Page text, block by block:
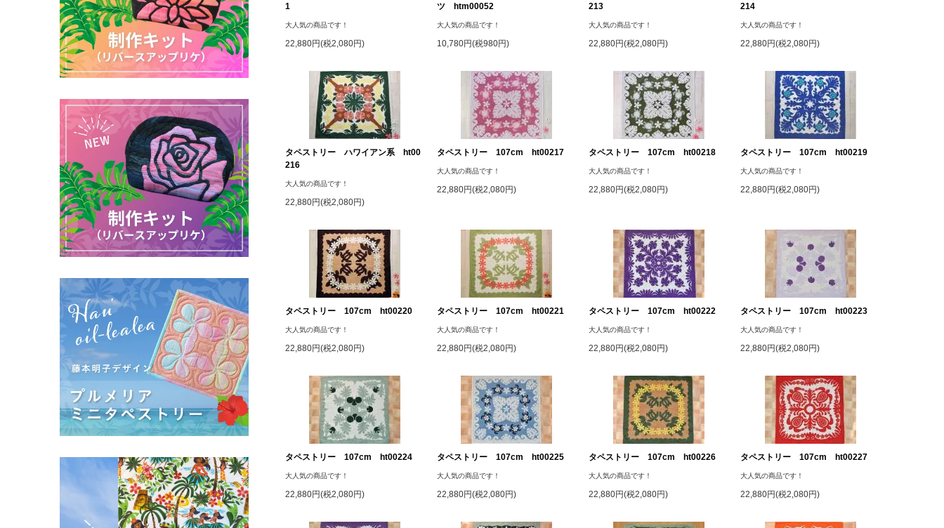
1
大人気の商品です！
22,880円(税2,080円)
ツ htm00052
大人気の商品です！
10,780円(税980円)
213
大人気の商品です！
22,880円(税2,080円)
214
大人気の商品です！
22,880円(税2,080円)
タペストリー ハワイアン系 ht00
216
大人気の商品です！
22,880円(税2,080円)
タペストリー 107cm ht00217
大人気の商品です！
22,880円(税2,080円)
タペストリー 107cm ht00218
大人気の商品です！
22,880円(税2,080円)
タペストリー 107cm ht00219
大人気の商品です！
22,880円(税2,080円)
タペストリー 107cm ht00220
大人気の商品です！
22,880円(税2,080円)
タペストリー 107cm ht00221
大人気の商品です！
22,880円(税2,080円)
タペストリー 107cm ht00222
大人気の商品です！
22,880円(税2,080円)
タペストリー 107cm ht00223
大人気の商品です！
22,880円(税2,080円)
タペストリー 107cm ht00224
大人気の商品です！
22,880円(税2,080円)
タペストリー 107cm ht00225
大人気の商品です！
22,880円(税2,080円)
タペストリー 107cm ht00226
大人気の商品です！
22,880円(税2,080円)
タペストリー 107cm ht00227
大人気の商品です！
22,880円(税2,080円)